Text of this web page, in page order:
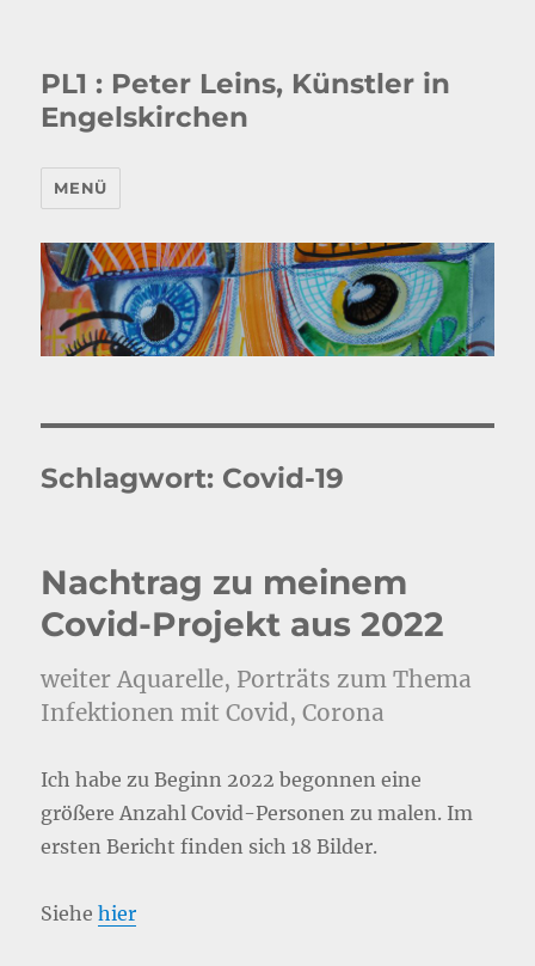
PL1 : Peter Leins, Künstler in
Engelskirchen
MENÜ
Schlagwort: Covid-19
Nachtrag zu meinem
Covid-Projekt aus 2022
weiter Aquarelle, Porträts zum Thema
Infektionen mit Covid, Corona
Ich habe zu Beginn 2022 begonnen eine
größere Anzahl Covid-Personen zu malen. Im
ersten Bericht finden sich 18 Bilder.
Siehehier